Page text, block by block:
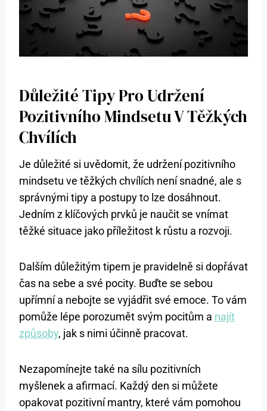
Důležité Tipy Pro Udržení
Pozitivního Mindsetu V Těžkých
Chvílích
Je důležité si uvědomit, že udržení pozitivního
mindsetu ve těžkých chvílích není snadné, ale s
správnými tipy a postupy to lze dosáhnout.
Jedním z klíčových prvků je naučit se vnímat
těžké situace jako příležitost k růstu a rozvoji.
Dalším důležitým tipem je pravidelně si dopřávat
čas na sebe a své pocity. Buďte se sebou
upřímní a nebojte se vyjádřit své emoce. To vám
pomůže lépe porozumět svým pocitům a najít
způsoby, jak s nimi účinně pracovat.
Nezapomínejte také na sílu pozitivních
myšlenek a afirmací. Každý den si můžete
opakovat pozitivní mantry, které vám pomohou